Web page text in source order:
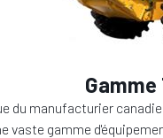
Gamme
du manufacturier
vaste gamme